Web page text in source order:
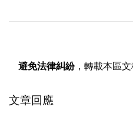
避免法律糾紛，轉載本區文
文章回應